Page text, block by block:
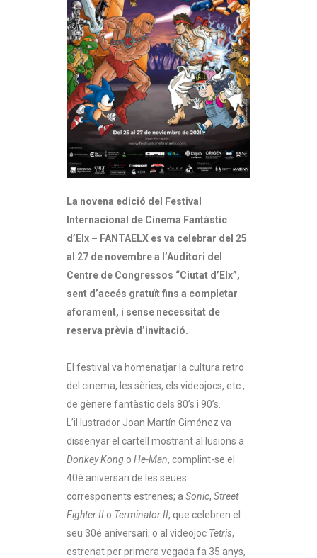
La novena edició del Festival
Internacional de Cinema Fantàstic
d’Elx – FANTAELX es va celebrar del 25
al 27 de novembre a l’Auditori del
Centre de Congressos “Ciutat d’Elx”,
sent d’accés gratuït fins a completar
aforament, i sense necessitat de
reserva prèvia d’invitació.
El festival va homenatjar la cultura retro
del cinema, les sèries, els videojocs, etc.,
de gènere fantàstic dels 80’s i 90’s.
L’il·lustrador Joan Martín Giménez va
dissenyar el cartell mostrant al·lusions a
Donkey Kong o He-Man, complint-se el
40é aniversari de les seues
corresponents estrenes; a Sonic, Street
Fighter II o Terminator II, que celebren el
seu 30é aniversari; o al videojoc Tetris,
estrenat per primera vegada fa 35 anys,